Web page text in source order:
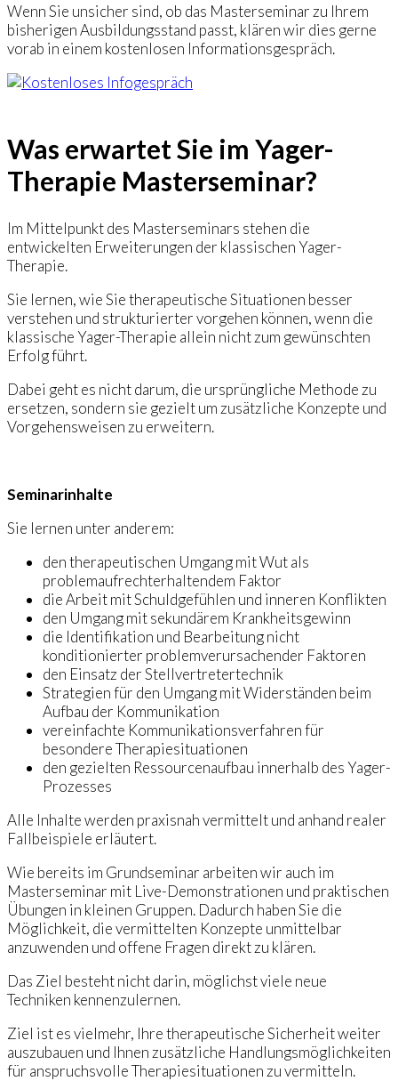
Wenn Sie unsicher sind, ob das Masterseminar zu Ihrem
bisherigen Ausbildungsstand passt, klären wir dies gerne
vorab in einem kostenlosen Informationsgespräch.
Was erwartet Sie im Yager-
Therapie Masterseminar?
Im Mittelpunkt des Masterseminars stehen die
entwickelten Erweiterungen der klassischen Yager-
Therapie.
Sie lernen, wie Sie therapeutische Situationen besser
verstehen und strukturierter vorgehen können, wenn die
klassische Yager-Therapie allein nicht zum gewünschten
Erfolg führt.
Dabei geht es nicht darum, die ursprüngliche Methode zu
ersetzen, sondern sie gezielt um zusätzliche Konzepte und
Vorgehensweisen zu erweitern.
Seminarinhalte
Sie lernen unter anderem:
den therapeutischen Umgang mit Wut als
problemaufrechterhaltendem Faktor
die Arbeit mit Schuldgefühlen und inneren Konflikten
den Umgang mit sekundärem Krankheitsgewinn
die Identifikation und Bearbeitung nicht
konditionierter problemverursachender Faktoren
den Einsatz der Stellvertretertechnik
Strategien für den Umgang mit Widerständen beim
Aufbau der Kommunikation
vereinfachte Kommunikationsverfahren für
besondere Therapiesituationen
den gezielten Ressourcenaufbau innerhalb des Yager-
Prozesses
Alle Inhalte werden praxisnah vermittelt und anhand realer
Fallbeispiele erläutert.
Wie bereits im Grundseminar arbeiten wir auch im
Masterseminar mit Live-Demonstrationen und praktischen
Übungen in kleinen Gruppen. Dadurch haben Sie die
Möglichkeit, die vermittelten Konzepte unmittelbar
anzuwenden und offene Fragen direkt zu klären.
Das Ziel besteht nicht darin, möglichst viele neue
Techniken kennenzulernen.
Ziel ist es vielmehr, Ihre therapeutische Sicherheit weiter
auszubauen und Ihnen zusätzliche Handlungsmöglichkeiten
für anspruchsvolle Therapiesituationen zu vermitteln.